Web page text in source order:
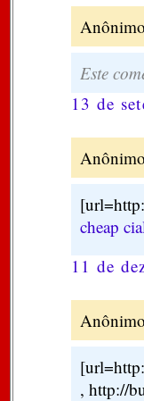
Este
13 de
cheap
11 de
, http://